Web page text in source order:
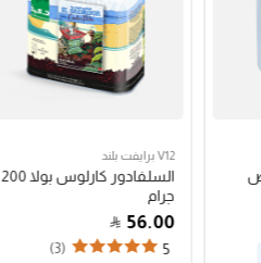
V12 برايفت بلند
السلفادور كارلوس بولا 200
جرام
56.00
5
(3)